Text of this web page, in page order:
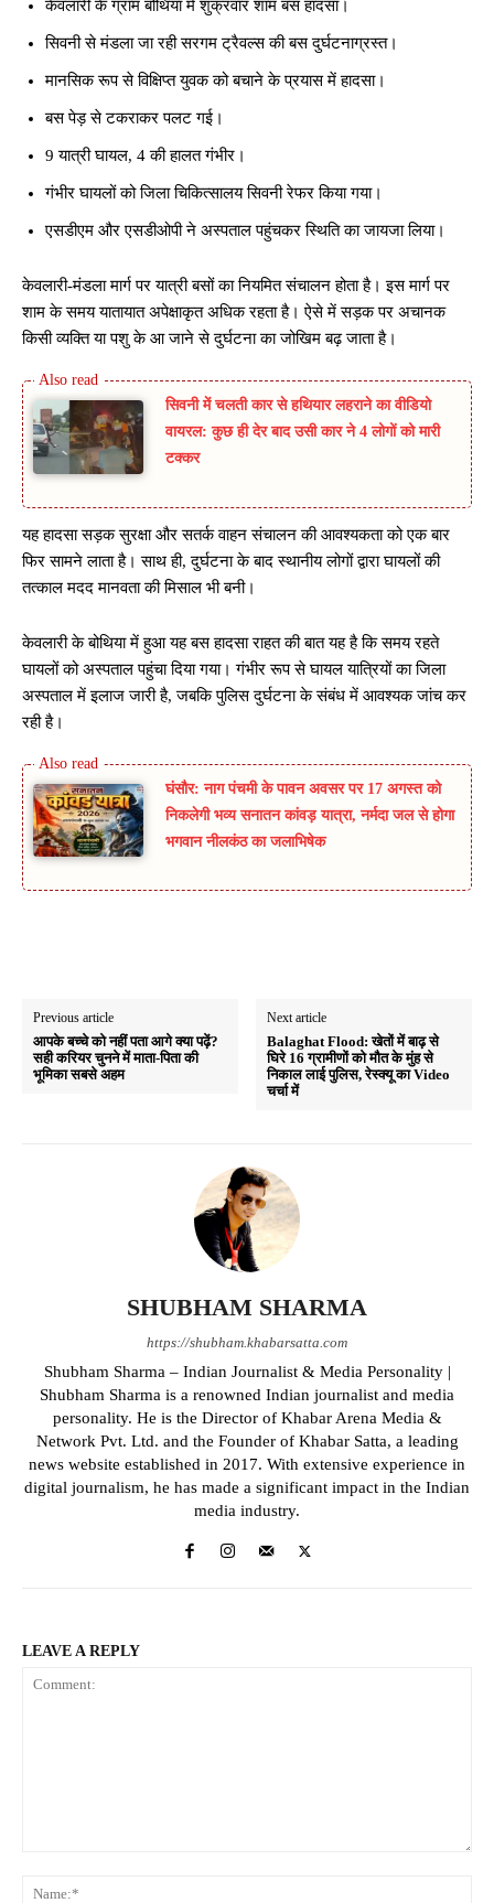
केवलारी के ग्राम बोथिया में शुक्रवार शाम बस हादसा।
सिवनी से मंडला जा रही सरगम ट्रैवल्स की बस दुर्घटनाग्रस्त।
मानसिक रूप से विक्षिप्त युवक को बचाने के प्रयास में हादसा।
बस पेड़ से टकराकर पलट गई।
9 यात्री घायल, 4 की हालत गंभीर।
गंभीर घायलों को जिला चिकित्सालय सिवनी रेफर किया गया।
एसडीएम और एसडीओपी ने अस्पताल पहुंचकर स्थिति का जायजा लिया।
केवलारी-मंडला मार्ग पर यात्री बसों का नियमित संचालन होता है। इस मार्ग पर
शाम के समय यातायात अपेक्षाकृत अधिक रहता है। ऐसे में सड़क पर अचानक
किसी व्यक्ति या पशु के आ जाने से दुर्घटना का जोखिम बढ़ जाता है।
सिवनी में चलती कार से हथियार लहराने का वीडियो
वायरल: कुछ ही देर बाद उसी कार ने 4 लोगों को मारी
टक्कर
यह हादसा सड़क सुरक्षा और सतर्क वाहन संचालन की आवश्यकता को एक बार
फिर सामने लाता है। साथ ही, दुर्घटना के बाद स्थानीय लोगों द्वारा घायलों की
तत्काल मदद मानवता की मिसाल भी बनी।
केवलारी के बोथिया में हुआ यह बस हादसा राहत की बात यह है कि समय रहते
घायलों को अस्पताल पहुंचा दिया गया। गंभीर रूप से घायल यात्रियों का जिला
अस्पताल में इलाज जारी है, जबकि पुलिस दुर्घटना के संबंध में आवश्यक जांच कर
रही है।
घंसौर: नाग पंचमी के पावन अवसर पर 17 अगस्त को
निकलेगी भव्य सनातन कांवड़ यात्रा, नर्मदा जल से होगा
भगवान नीलकंठ का जलाभिषेक
Previous article
आपके बच्चे को नहीं पता आगे क्या पढ़ें?
सही करियर चुनने में माता-पिता की
भूमिका सबसे अहम
Next article
Balaghat Flood: खेतों में बाढ़ से
घिरे 16 ग्रामीणों को मौत के मुंह से
निकाल लाई पुलिस, रेस्क्यू का Video
चर्चा में
SHUBHAM SHARMA
https://shubham.khabarsatta.com
Shubham Sharma – Indian Journalist & Media Personality |
Shubham Sharma is a renowned Indian journalist and media
personality. He is the Director of Khabar Arena Media &
Network Pvt. Ltd. and the Founder of Khabar Satta, a leading
news website established in 2017. With extensive experience in
digital journalism, he has made a significant impact in the Indian
media industry.
LEAVE A REPLY